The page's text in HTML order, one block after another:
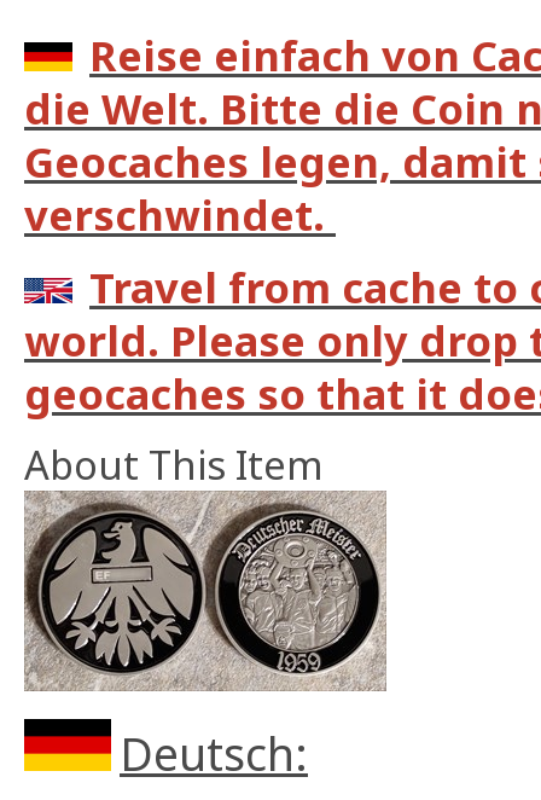
Reise einfach von
die Welt. Bitte die Coin
Geocaches legen,
verschwindet.
Travel from cache to
world. Please only drop
geocaches so that it
About This Item
Deutsch: